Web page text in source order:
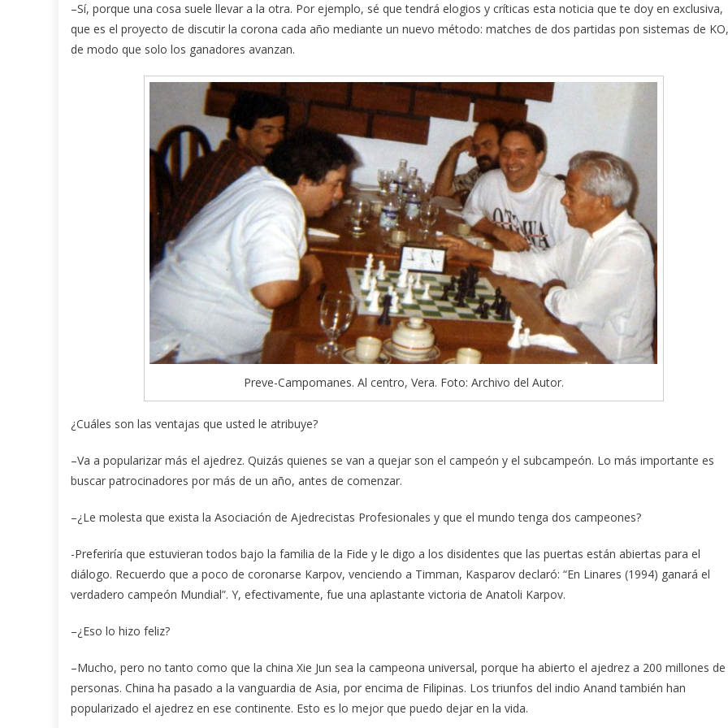
–Sí, porque una cosa suele llevar a la otra. Por ejemplo, sé que tendrá elogios y críticas esta noticia que te doy en exclusiva,
que es el proyecto de discutir la corona cada año mediante un nuevo método: matches de dos partidas pon sistemas de KO,
de modo que solo los ganadores avanzan.
Preve-Campomanes. Al centro, Vera. Foto: Archivo del Autor.
¿Cuáles son las ventajas que usted le atribuye?
–Va a popularizar más el ajedrez. Quizás quienes se van a quejar son el campeón y el subcampeón. Lo más importante es
buscar patrocinadores por más de un año, antes de comenzar.
–¿Le molesta que exista la Asociación de Ajedrecistas Profesionales y que el mundo tenga dos campeones?
-Preferiría que estuvieran todos bajo la familia de la Fide y le digo a los disidentes que las puertas están abiertas para el
diálogo. Recuerdo que a poco de coronarse Karpov, venciendo a Timman, Kasparov declaró: “En Linares (1994) ganará el
verdadero campeón Mundial”. Y, efectivamente, fue una aplastante victoria de Anatoli Karpov.
–¿Eso lo hizo feliz?
–Mucho, pero no tanto como que la china Xie Jun sea la campeona universal, porque ha abierto el ajedrez a 200 millones de
personas. China ha pasado a la vanguardia de Asia, por encima de Filipinas. Los triunfos del indio Anand también han
popularizado el ajedrez en ese continente. Esto es lo mejor que puedo dejar en la vida.